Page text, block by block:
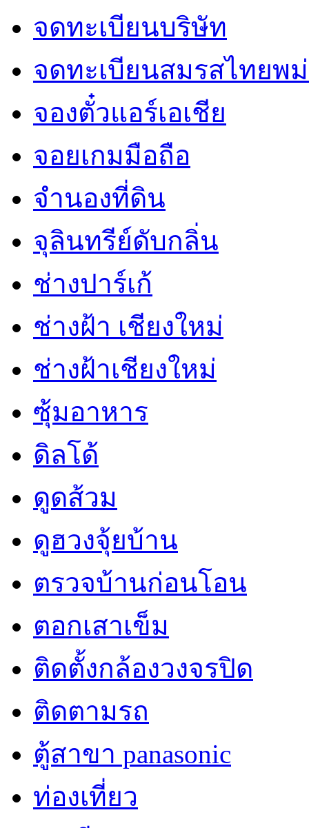
จดทะเบียนบริษัท
จดทะเบียนสมรสไทยพ
จองตั๋วแอร์เอเชีย
จอยเกมมือถือ
จำนองที่ดิน
จุลินทรีย์ดับกลิ่น
ช่างปาร์เก้
ช่างฝ้า เชียงใหม่
ช่างฝ้าเชียงใหม่
ซุ้มอาหาร
ดิลโด้
ดูดส้วม
ดูฮวงจุ้ยบ้าน
ตรวจบ้านก่อนโอน
ตอกเสาเข็ม
ติดตั้งกล้องวงจรปิด
ติดตามรถ
ตู้สาขา panasonic
ท่องเที่ยว